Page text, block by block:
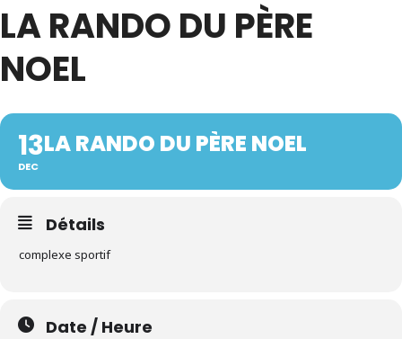
LA RANDO DU PÈRE
NOEL
13
DEC
LA RANDO DU PÈRE NOEL
Détails
complexe sportif
Date / Heure